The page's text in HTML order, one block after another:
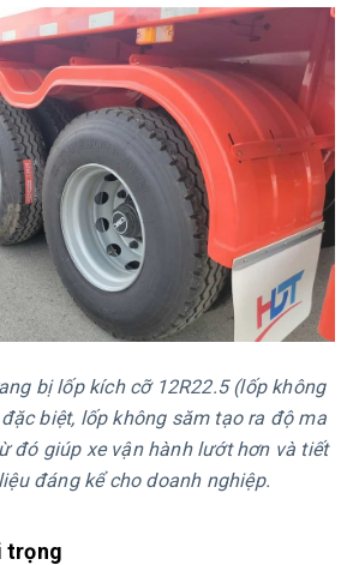
bị lốp kích cỡ 12R22.5 (lốp không
biệt, lốp không săm tạo ra độ ma
đó giúp xe vận hành lướt hơn và tiết
đáng kể cho doanh nghiệp.
trọng